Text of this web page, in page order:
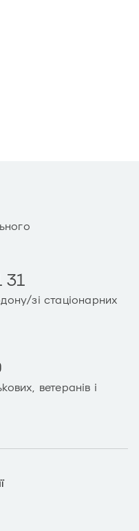
31
зі стаціонарних
ветеранів і